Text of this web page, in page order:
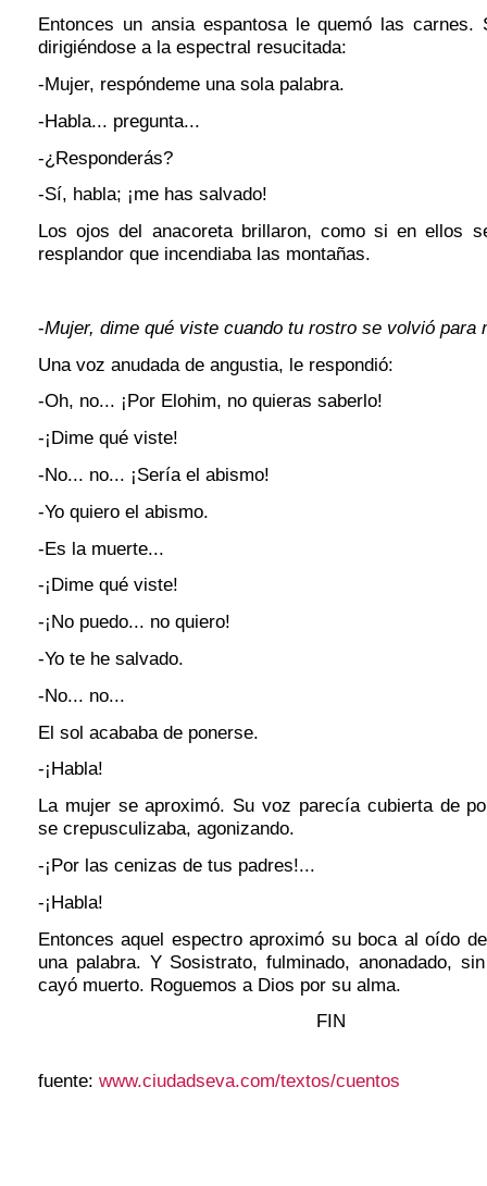
Entonces un ansia espantosa le quemó las carnes.
dirigiéndose a la espectral resucitada:
-Mujer, respóndeme una sola palabra.
-Habla... pregunta...
-¿Responderás?
-Sí, habla; ¡me has salvado!
Los ojos del anacoreta brillaron, como si en ellos
resplandor que incendiaba las montañas.
-Mujer, dime qué viste cuando tu rostro se volvió para
Una voz anudada de angustia, le respondió:
-Oh, no... ¡Por Elohim, no quieras saberlo!
-¡Dime qué viste!
-No... no... ¡Sería el abismo!
-Yo quiero el abismo.
-Es la muerte...
-¡Dime qué viste!
-¡No puedo... no quiero!
-Yo te he salvado.
-No... no...
El sol acababa de ponerse.
-¡Habla!
La mujer se aproximó. Su voz parecía cubierta de
se crepusculizaba, agonizando.
-¡Por las cenizas de tus padres!...
-¡Habla!
Entonces aquel espectro aproximó su boca al oído
una palabra. Y Sosistrato, fulminado, anonadado,
cayó muerto. Roguemos a Dios por su alma.
FIN
fuente: www.ciudadseva.com/textos/cuentos